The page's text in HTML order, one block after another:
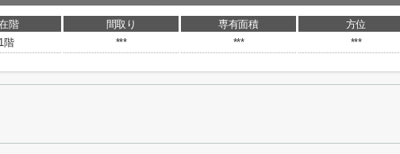
階 間取り 専有面積 方位
階
*** *** ***